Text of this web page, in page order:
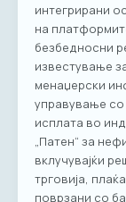
интегрирани
на
безбедносни
известување
менаџерски
управување со
исплата во
„Патен“ за
вклучувајќи
трговија,
поврзани со